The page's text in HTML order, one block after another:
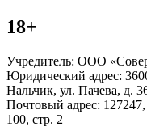
18+
Учредитель: ООО
Юридический адрес:
Нальчик, ул. Пачева, д.
Почтовый адрес:
100, стр. 2